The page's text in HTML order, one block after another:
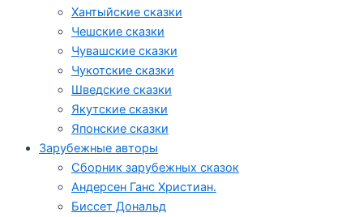
Хантыйские сказки
Чешские сказки
Чувашские сказки
Чукотские сказки
Шведские сказки
Якутские сказки
Японские сказки
Зарубежные авторы
Сборник зарубежных сказок
Андерсен Ганс Христиан.
Биссет Дональд